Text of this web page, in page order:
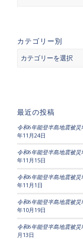
カテゴリー別
最近の投稿
令和6年能登半島地震被災
年11月24日
令和6年能登半島地震被災
年11月15日
令和6年能登半島地震被災
年11月1日
令和6年能登半島地震被災
年10月19日
令和6年能登半島地震被災
月13日